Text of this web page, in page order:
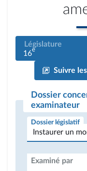
Législature
16e
Suivre
Dossier
examinateur
Dossier législatif
Examiné par